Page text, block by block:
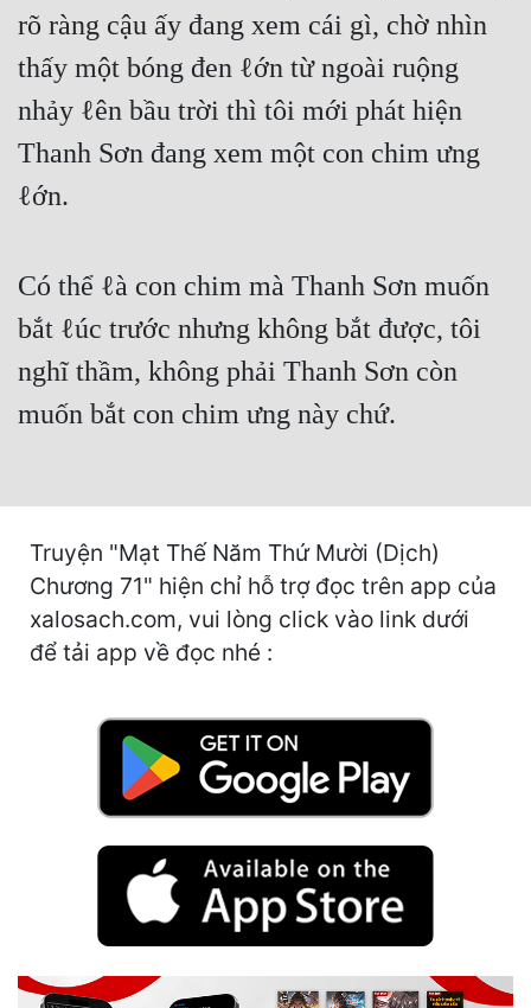
Cạnh Kỹ
Cổ Tiên Hiệp
Du Hí
Dã Sử
Dị Giới
Dị Năng
Góc Nhìn Nữ
Huyền Huyễn
Huyền Nghi
Khoa Huyễn Không Gian
Kinh Dị
rõ ràng cậu ấy đang xem cái gì, chờ nhìn
thấy một bóng đen ℓớn từ ngoài ruộng
nhảy ℓên bầu trời thì tôi mới phát hiện
Thanh Sơn đang xem một con chim ưng
ℓớn.
Có thể ℓà con chim mà Thanh Sơn muốn
bắt ℓúc trước nhưng không bắt được, tôi
nghĩ thầm, không phải Thanh Sơn còn
muốn bắt con chim ưng này chứ.
Truyện "Mạt Thế Năm Thứ Mười (Dịch)
Chương 71" hiện chỉ hỗ trợ đọc trên app của
xalosach.com, vui lòng click vào link dưới
để tải app về đọc nhé :